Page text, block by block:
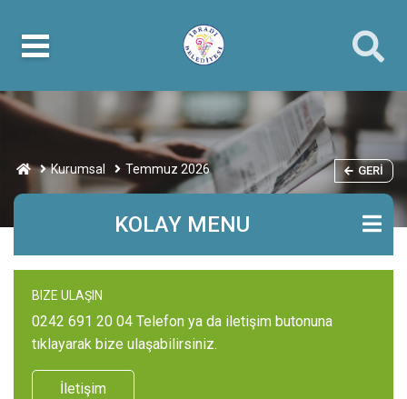
Kurumsal Temmuz 2026 GERI
KOLAY MENU
BIZE ULAŞIN
0242 691 20 04 Telefon ya da iletişim butonuna
tıklayarak bize ulaşabilirsiniz.
İletişim